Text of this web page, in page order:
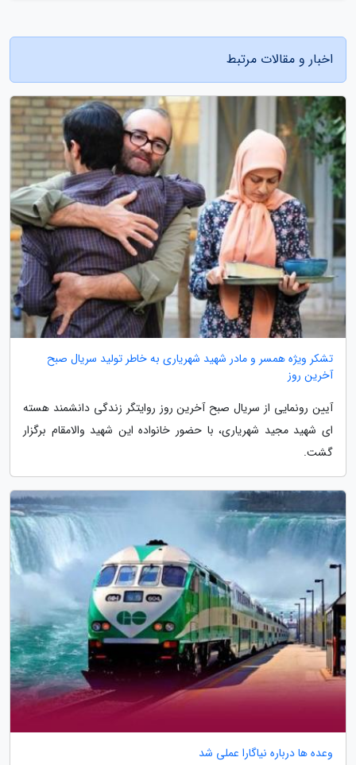
اخبار و مقالات مرتبط
تشکر ویژه همسر و مادر شهید شهریاری به خاطر تولید سریال صبح
آخرین روز
آیین رونمایی از سریال صبح آخرین روز روایتگر زندگی دانشمند هسته
ای شهید مجید شهریاری، با حضور خانواده این شهید والامقام برگزار
گشت.
وعده ها درباره نیاگارا عملی شد